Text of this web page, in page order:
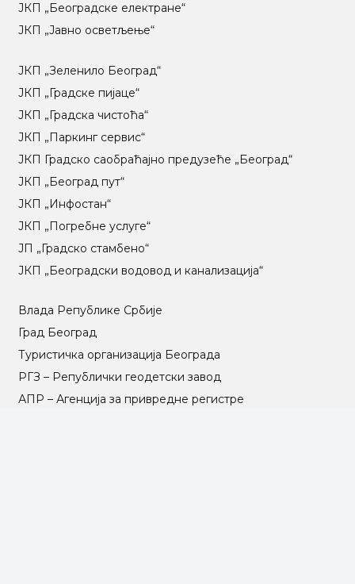
ЈКП „Београдске електране“
ЈКП „Јавно осветљење“
ЈКП „Зеленило Београд“
ЈКП „Градске пијаце“
ЈКП „Градска чистоћа“
ЈКП „Паркинг сервис“
ЈКП Градско саобраћајно предузеће „Београд“
ЈКП „Београд пут“
ЈКП „Инфостан“
ЈКП „Погребне услуге“
ЈП „Градско стамбено“
ЈКП „Београдски водовод и канализација“
Влада Републике Србије
Град Београд
Туристичка организација Београда
РГЗ – Републички геодетски завод
АПР – Агенција за привредне регистре